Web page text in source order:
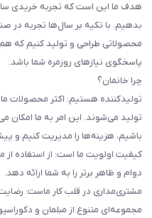
هدف ما این است که تجربه خریدی
بدهیم. با تکیه بر سال‌ها تجربه در
محصولاتی طراحی و تولید کنیم که هم
پاسخگوی نیازهای روزمره شما باشد.
چرا خانمان؟
تولیدکننده هستیم: اکثر محصولات
تولید می‌شوند. این امر به ما
باشیم، هزینه‌ها را مدیریت کنیم و
کیفیت اولویت ما است: از استفاده از
دوام و ظاهر برتر را به شما ارائه دهد.
مشتری‌مداری در قلب کار ماست:
مجموعه‌ای متنوع از مبلمان و